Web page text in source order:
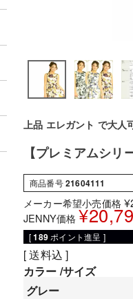
上品 エレガント で大人
【プレミアムシ
商品番号21604111
メーカー希望小売価格¥
JENNY価格 ¥
[ 189 ポイント進呈 ]
送料込
カラー サイズ
グレー